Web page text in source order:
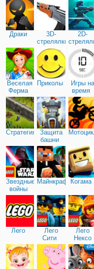
Драки
3D-
стрелялки
2D-
Веселая
Ферма
Приколы
Игры на
время
Стратегия
Защита
башни
Звездные
войны
МайнкрафтКогама
Лего
Лего
Сити
Лего
Нексо
Найтс